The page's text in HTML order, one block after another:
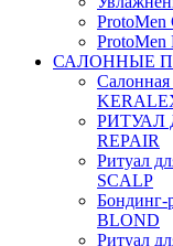
ProtoMen
ProtoMen
САЛОННЫЕ
Салонная
РИТУАЛ
REPAIR
Ритуал
SCALP
Бондинг-
BLOND
Ритуал